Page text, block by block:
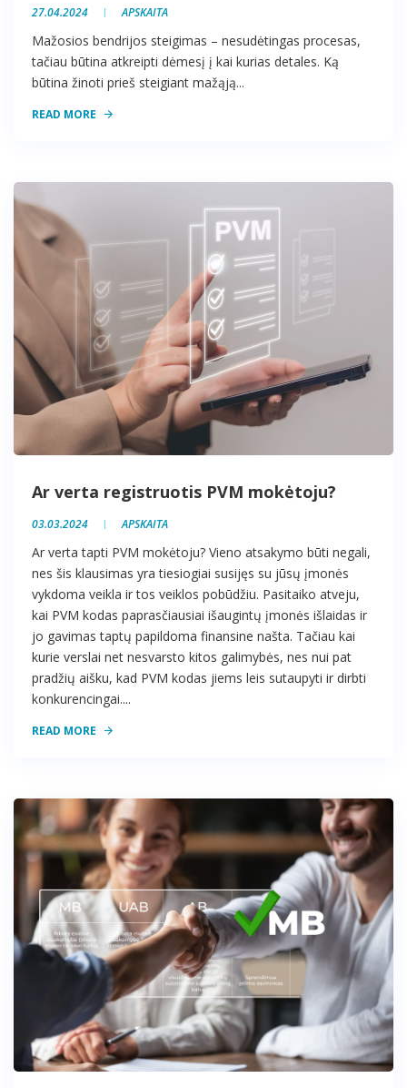
27.04.2024 APSKAITA
Mažosios bendrijos steigimas – nesudėtingas procesas,
tačiau būtina atkreipti dėmesį į kai kurias detales. Ką
būtina žinoti prieš steigiant mažąją...
READ MORE
Ar verta registruotis PVM mokėtoju?
03.03.2024 APSKAITA
Ar verta tapti PVM mokėtoju? Vieno atsakymo būti negali,
nes šis klausimas yra tiesiogiai susijęs su jūsų įmonės
vykdoma veikla ir tos veiklos pobūdžiu. Pasitaiko atveju,
kai PVM kodas paprasčiausiai išaugintų įmonės išlaidas ir
jo gavimas taptų papildoma finansine našta. Tačiau kai
kurie verslai net nesvarsto kitos galimybės, nes nui pat
pradžių aišku, kad PVM kodas jiems leis sutaupyti ir dirbti
konkurencingai....
READ MORE